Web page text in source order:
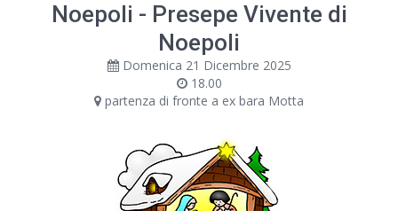
Noepoli - Presepe Vivente di
Noepoli
Domenica 21 Dicembre 2025
18.00
partenza di fronte a ex bara Motta